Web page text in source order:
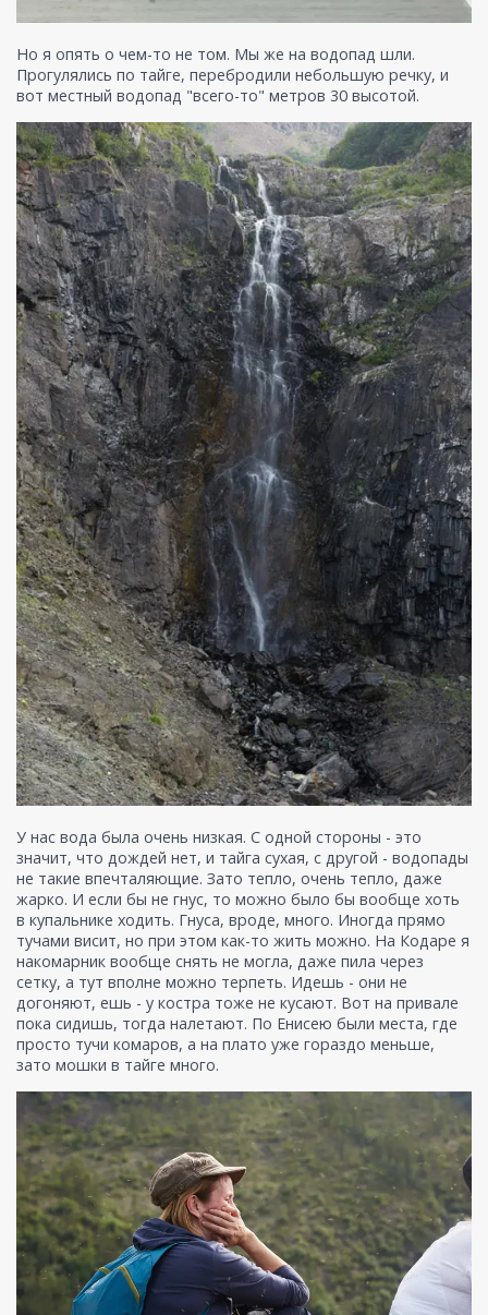
Но я опять о чем-то не том. Мы же на водопад шли.
Прогулялись по тайге, перебродили небольшую речку, и
вот местный водопад "всего-то" метров 30 высотой.
У нас вода была очень низкая. С одной стороны - это
значит, что дождей нет, и тайга сухая, с другой - водопады
не такие впечталяющие. Зато тепло, очень тепло, даже
жарко. И если бы не гнус, то можно было бы вообще хоть
в купальнике ходить. Гнуса, вроде, много. Иногда прямо
тучами висит, но при этом как-то жить можно. На Кодаре я
накомарник вообще снять не могла, даже пила через
сетку, а тут вполне можно терпеть. Идешь - они не
догоняют, ешь - у костра тоже не кусают. Вот на привале
пока сидишь, тогда налетают. По Енисею были места, где
просто тучи комаров, а на плато уже гораздо меньше,
зато мошки в тайге много.